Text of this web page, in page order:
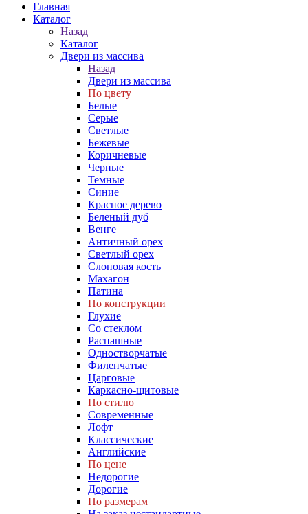
Главная
Каталог
Назад
Каталог
Двери из массива
Назад
Двери из массива
По цвету
Белые
Серые
Светлые
Бежевые
Коричневые
Черные
Темные
Синие
Красное дерево
Беленый дуб
Венге
Античный орех
Светлый орех
Слоновая кость
Махагон
Патина
По конструкции
Глухие
Со стеклом
Распашные
Одностворчатые
Филенчатые
Царговые
Каркасно-щитовые
По стилю
Современные
Лофт
Классические
Английские
По цене
Недорогие
Дорогие
По размерам